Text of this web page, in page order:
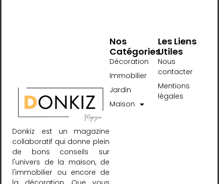
Donkiz est un magazine
collaboratif qui donne plein
de bons conseils sur
l'univers de la maison, de
l'immobilier ou encore de
Les Liens
Utiles
Nous
contacter
Mentions
légales
Nos
Catégories
Décoration
Immobilier
Jardin
Maison